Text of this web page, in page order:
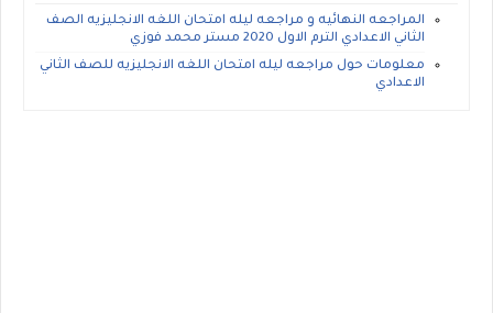
المراجعه النهائيه و مراجعه ليله امتحان اللغه الانجليزيه الصف
الثاني الاعدادي الترم الاول 2020 مستر محمد فوزي
معلومات حول مراجعه ليله امتحان اللغه الانجليزيه للصف الثاني
الاعدادي